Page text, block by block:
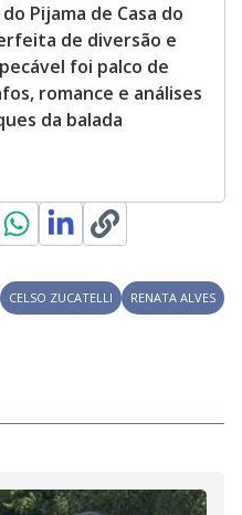
Pijama de Casa do
de diversão e
foi palco de
romance e análises
da balada
CELSO ZUCATELLI
RENATA ALVES